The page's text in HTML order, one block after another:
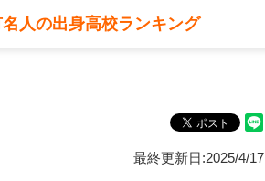
人の出身高校ランキング
最終更新日:2025/4/17